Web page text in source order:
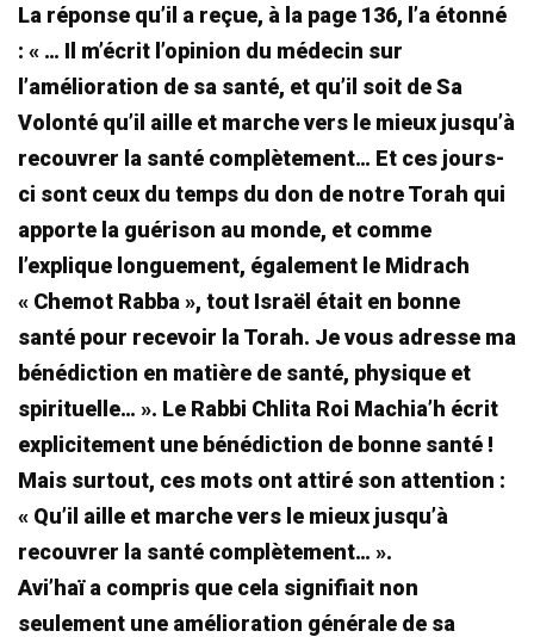
La réponse qu’il a reçue, à la page 136, l’a étonné
: « … Il m’écrit l’opinion du médecin sur
l’amélioration de sa santé, et qu’il soit de Sa
Volonté qu’il aille et marche vers le mieux jusqu’à
recouvrer la santé complètement… Et ces jours-
ci sont ceux du temps du don de notre Torah qui
apporte la guérison au monde, et comme
l’explique longuement, également le Midrach
« Chemot Rabba », tout Israël était en bonne
santé pour recevoir la Torah. Je vous adresse ma
bénédiction en matière de santé, physique et
spirituelle… ». Le Rabbi Chlita Roi Machia’h écrit
explicitement une bénédiction de bonne santé !
Mais surtout, ces mots ont attiré son attention :
« Qu’il aille et marche vers le mieux jusqu’à
recouvrer la santé complètement… ».
Avi’haï a compris que cela signifiait non
seulement une amélioration générale de sa